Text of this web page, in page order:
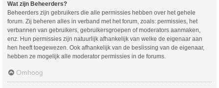
Wat zijn Beheerders?
Beheerders zijn gebruikers die alle permissies hebben over het gehele
forum. Zij beheren alles in verband met het forum, zoals: permissies, het
verbannen van gebruikers, gebruikersgroepen of moderators aanmaken,
enz. Hun permissies zijn natuurlijk afhankelijk van welke de eigenaar aan
hen heeft toegewezen. Ook afhankelijk van de beslissing van de eigenaar,
hebben ze mogelijk alle moderator permissies in de forums.
Omhoog